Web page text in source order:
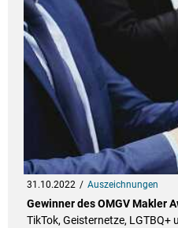
31.10.2022 Auszeichnungen
Gewinner des OMGV Makler
TikTok, Geisternetze, LGTBQ+